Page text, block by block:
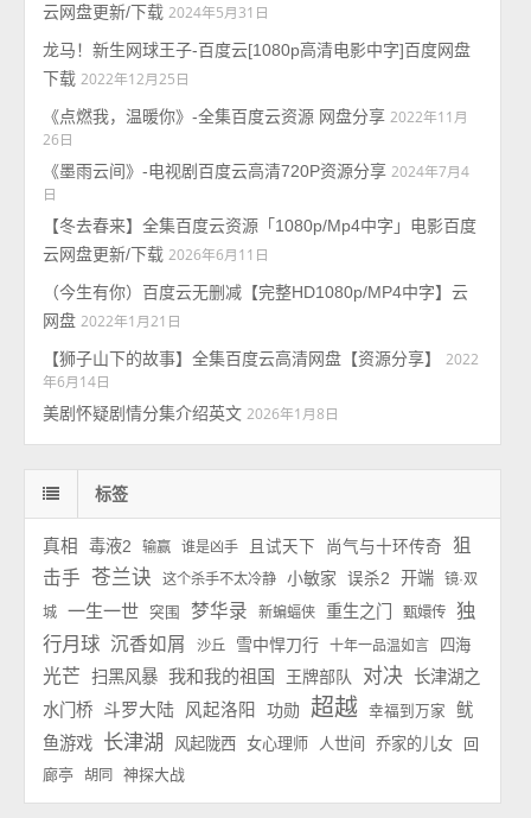
云网盘更新/下载 2024年5月31日
龙马！新生网球王子-百度云[1080p高清电影中字]百度网盘
下载 2022年12月25日
《点燃我，温暖你》-全集百度云资源 网盘分享 2022年11月
26日
《墨雨云间》-电视剧百度云高清720P资源分享 2024年7月4
日
【冬去春来】全集百度云资源「1080p/Mp4中字」电影百度
云网盘更新/下载 2026年6月11日
（今生有你）百度云无删减【完整HD1080p/MP4中字】云
网盘 2022年1月21日
【狮子山下的故事】全集百度云高清网盘【资源分享】
2022
年6月14日
美剧怀疑剧情分集介绍英文 2026年1月8日
标签
真相 毒液2 输赢 谁是凶手 且试天下 尚气与十环传奇
狙
击手 苍兰诀 这个杀手不太冷静 小敏家 误杀2 开端
镜·双
城
一生一世 突围 梦华录 新蝙蝠侠 重生之门 甄嬛传
独
行月球 沉香如屑 沙丘 雪中悍刀行 十年一品温如言 四海
光芒 扫黑风暴 我和我的祖国 王牌部队 对决 长津湖之
水门桥
斗罗大陆 风起洛阳 功勋 超越 幸福到万家
鱿
鱼游戏
长津湖 风起陇西 女心理师 人世间 乔家的儿女
回
廊亭
胡同 神探大战